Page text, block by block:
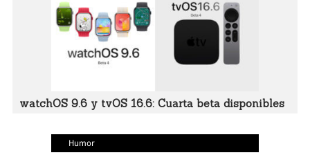
watchOS 9.6 y tvOS 16.6: Cuarta beta disponibles
Humor